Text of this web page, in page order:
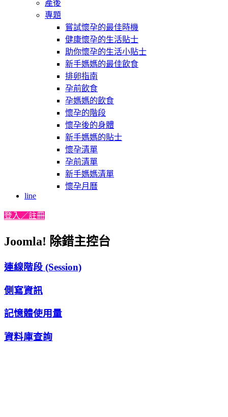
產後
專題
嘗試懷孕的最佳時機
健康懷孕的生活貼士
助你懷孕的生活小貼士
新手媽媽的最佳飲食
排卵指南
孕前飲食
孕媽媽的飲食
懷孕的階段
懷孕後的身體
新手媽媽的貼士
懷孕清單
孕前清單
新手媽媽清單
懷孕月曆
line
登入／註冊
Joomla! 除錯主控台
連線階段 (Session)
側寫資訊
記憶體使用量
資料庫查詢